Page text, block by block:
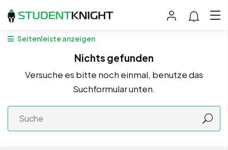
Seitenleiste anzeigen
Nichts gefunden
Versuche es bitte noch einmal, benutze das
Suchformular unten.